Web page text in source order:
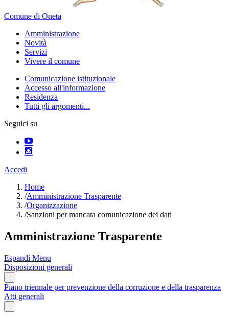
Comune di Oneta
Amministrazione
Novità
Servizi
Vivere il comune
Comunicazione istituzionale
Accesso all'informazione
Residenza
Tutti gli argomenti...
Seguici su
Accedi
Home
/Amministrazione Trasparente
/Organizzazione
/Sanzioni per mancata comunicazione dei dati
Amministrazione Trasparente
Espandi Menu
Disposizioni generali
Piano triennale per prevenzione della corruzione e della trasparenza
Atti generali